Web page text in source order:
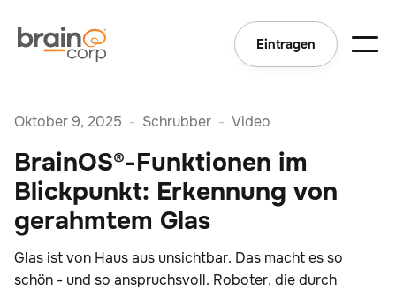
Eintragen
Oktober 9, 2025 - Schrubber - Video
BrainOS®-Funktionen im
Blickpunkt: Erkennung von
gerahmtem Glas
Glas ist von Haus aus unsichtbar. Das macht es so
schön - und so anspruchsvoll. Roboter, die durch